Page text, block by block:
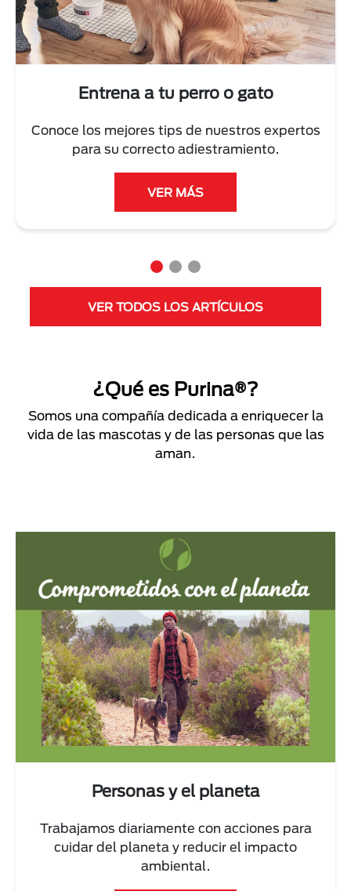
Entrena a tu perro o gato
Conoce los mejores tips de nuestros expertos
para su correcto adiestramiento.
VER MÁS
VER TODOS LOS ARTÍCULOS
¿Qué es Purina®?
Somos una compañía dedicada a enriquecer la
vida de las mascotas y de las personas que las
aman.
Personas y el planeta
Trabajamos diariamente con acciones para
cuidar del planeta y reducir el impacto
ambiental.